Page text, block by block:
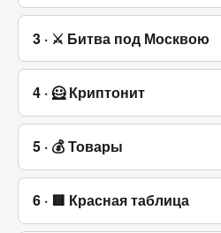
3 · ⚔️ Битва под Москвою
4 · 🦸 Криптонит
5 · 💰 Товары
6 · 🟥 Красная таблица